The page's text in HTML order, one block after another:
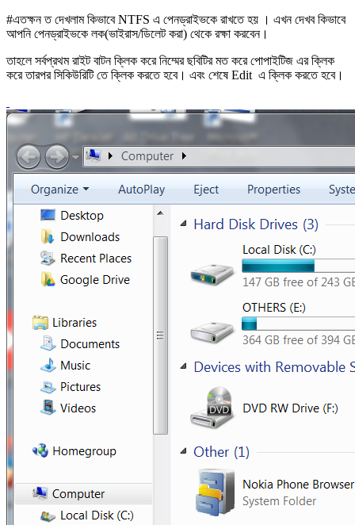
#এতক্ষন ত দেখলাম কিভাবে NTFS এ পেনড্রাইভকে রাখতে হয় । এখন দেখব কিভাবে
আপনি পেনড্রাইভকে লক(ভাইরাস/ডিলেট করা) থেকে রক্ষা করবেন।
তাহলে সর্বপ্রথম রাইট বাটন ক্লিক করে নিম্মের ছবিটির মত করে পোপাইটিজ এর ক্লিক
করে তারপর সিকিউরিটি তে ক্লিক করতে হবে। এবং শেষে Edit এ ক্লিক করতে হবে।